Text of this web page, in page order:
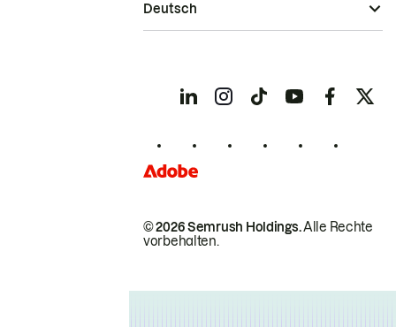
© 2026 Semrush Holdings.Alle Rechte
vorbehalten.
Deutsch